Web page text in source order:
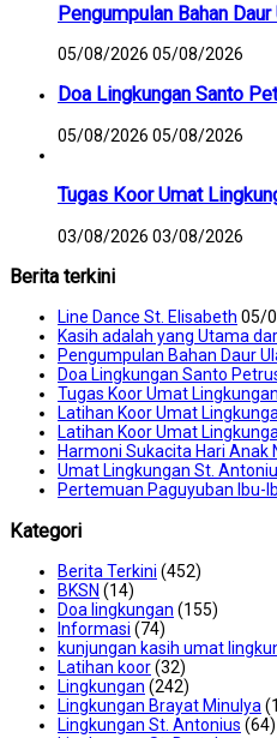
Pengumpulan Bahan
05/08/2026 05/08/2026
Doa Lingkungan Santo
05/08/2026 05/08/2026
Tugas Koor Umat
03/08/2026 03/08/2026
Berita terkini
Line Dance St. Elisabeth 05/
Kasih adalah yang Utama
Pengumpulan Bahan Daur
Doa Lingkungan Santo
Tugas Koor Umat
Latihan Koor Umat
Latihan Koor Umat
Harmoni Sukacita Hari Anak
Umat Lingkungan St.
Pertemuan Paguyuban Ibu-
Kategori
Berita Terkini (452)
BKSN (14)
Doa lingkungan (155)
Informasi (74)
kunjungan kasih umat
Latihan koor(32)
Lingkungan (242)
Lingkungan Brayat Minulya
Lingkungan St. Antonius (64)